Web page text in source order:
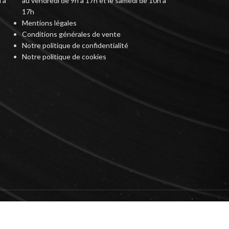
17h
Mentions légales
Conditions générales de vente
Notre politique de confidentialité
Notre politique de cookies